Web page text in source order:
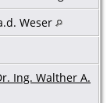
Weser
Ing. Walther A.